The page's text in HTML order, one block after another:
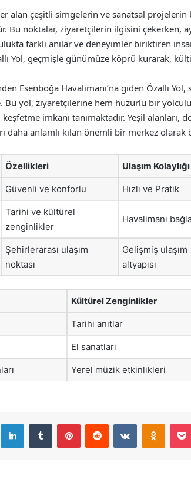
alan çeşitli simgelerin ve sanatsal projelerin
Bu noktalar, ziyaretçilerin ilgisini çekerken,
farklı anılar ve deneyimler biriktiren
Yol, geçmişle günümüze köprü kurarak,
Esenboğa Havalimanı’na giden Özallı Yol,
Bu yol, ziyaretçilerine hem huzurlu bir
imkanı tanımaktadır. Yeşil alanları,
daha anlamlı kılan önemli bir merkez olarak
Özellikleri Ulaşım Kolaylığı
Güvenli ve konforlu Hızlı ve Pratik
Tarihi ve kültürel
zenginlikler
Havalimanı
Şehirlerarası ulaşım
noktası
Gelişmiş ulaşım
altyapısı
Kültürel Zenginlikler
Tarihi anıtlar
El sanatları
Yerel müzik etkinlikleri
LinkedInTumblr PinterestReddit VKontakte